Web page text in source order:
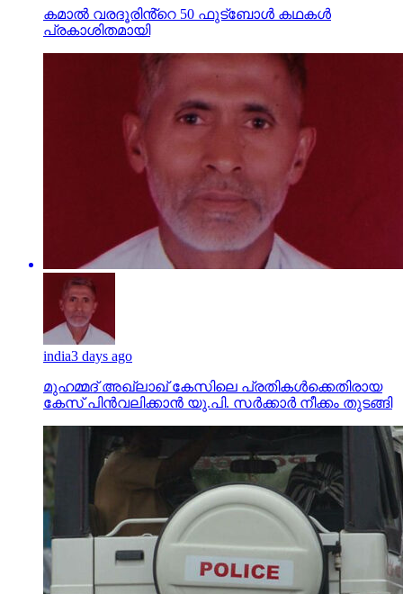
കമാൽ വരദൂരിൻ്റെ 50 ഫുട്ബോൾ കഥകൾ
പ്രകാശിതമായി
india3 days ago
മുഹമ്മദ് അഖ്‌ലാഖ് കേസിലെ പ്രതികള്‍ക്കെതിരായ
കേസ് പിന്‍വലിക്കാന്‍ യു.പി. സര്‍ക്കാര്‍ നീക്കം തുടങ്ങി